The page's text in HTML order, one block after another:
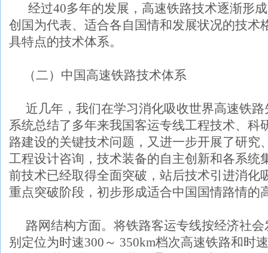
经过40多年的发展，高速铁路技术逐渐形
创国为代表、适合各自国情和发展状况的技术
具特点的技术体系。
（二）中国高速铁路技术体系
近几年，我们在学习消化吸收世界高速铁
系统总结了多年来我国客运专线工程技术、科
路建设的关键技术问题，又进一步开展了研究
工程设计咨询，技术装备的自主创新和各系统
前技术已经取得全面突破，站后技术引进消化
重点突破阶段，初步形成适合中国国情路情的
路网结构方面。将铁路客运专线按经济社
别定位为时速300 ～ 350km档次高速铁路和时速